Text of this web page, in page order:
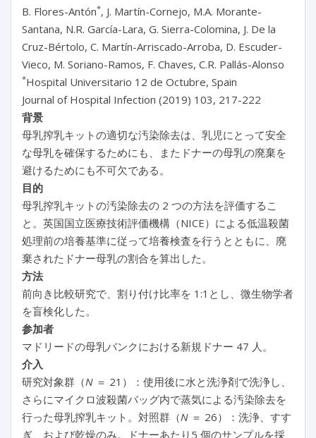
B. Flores-Antón*, J. Martín-Cornejo, M.A. Morante-
Santana, N.R. García-Lara, G. Sierra-Colomina, J. De la
Cruz-Bértolo, C. Martín-Arriscado-Arroba, D. Escuder-
Vieco, M. Soriano-Ramos, F. Chaves, C.R. Pallás-Alonso
*Hospital Universitario 12 de Octubre, Spain
Journal of Hospital Infection (2019) 103, 217-222
背景
母乳搾乳キットの適切な汚染除去は、乳児にとって安全
な母乳を確保するためにも、またドナーの母乳の廃棄を
避けるためにも不可欠である。
目的
母乳搾乳キットの汚染除去の 2 つの方法を評価するこ
と。英国国立医療技術評価機構（NICE）による低温殺菌
処理前の培養基準に従って培養検査を行うとともに、廃
棄されたドナー母乳の割合を算出した。
方法
前向き比較研究で、割り付け比率を 1:1とし、微生物学者
を盲検化した。
参加者
マドリードの母乳バンクにおける新規ドナー 47 人。
介入
研究対象群（N ＝ 21）：使用後に水と洗浄剤で洗浄し、
さらにマイクロ波殺菌バッグ内で蒸気による汚染除去を
行った母乳搾乳キット。対照群（N ＝ 26）：洗浄、すす
ぎ、および乾燥のみ。ドナーあたり5 個のサンプルを採